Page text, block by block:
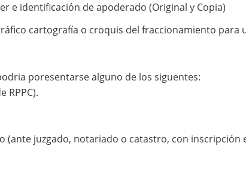
e identificación de apoderado (Original y Copia)
cartografía o croquis del fraccionamiento para
poresentarse alguno de los siguentes:
RPPC).
juzgado, notariado o catastro, con inscripción